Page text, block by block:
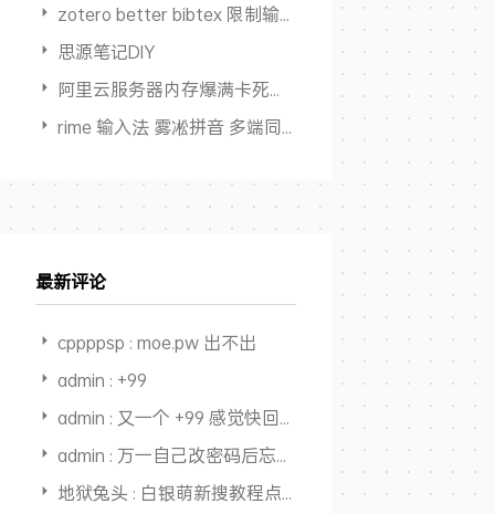
zotero better bibtex 限制输出作者数量
思源笔记DIY
阿里云服务器内存爆满卡死但 Swap占用为0
rime 输入法 雾凇拼音 多端同步方案
最新评论
cppppsp : moe.pw 出不出
admin : +99
admin : 又一个 +99 感觉快回本，开始赚钱了
admin : 万一自己改密码后忘了，还能从记录里面找出来，又一个用途，
地狱兔头 : 白银萌新搜教程点进来，全是干货，大佬NB👍